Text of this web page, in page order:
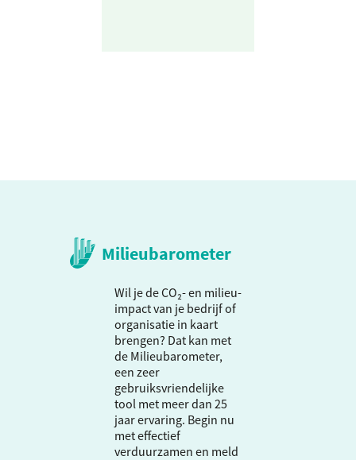
Milieubarometer
Wil je de CO₂- en milieu-
impact van je bedrijf of
organisatie in kaart
brengen? Dat kan met
de Milieubarometer,
een zeer
gebruiksvriendelijke
tool met meer dan 25
jaar ervaring. Begin nu
met effectief
verduurzamen en meld